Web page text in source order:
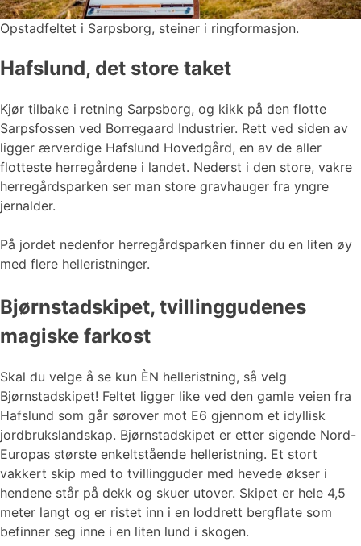
Opstadfeltet i Sarpsborg, steiner i ringformasjon.
Hafslund, det store taket
Kjør tilbake i retning Sarpsborg, og kikk på den flotte
Sarpsfossen ved Borregaard Industrier. Rett ved siden av
ligger ærverdige Hafslund Hovedgård, en av de aller
flotteste herregårdene i landet. Nederst i den store, vakre
herregårdsparken ser man store gravhauger fra yngre
jernalder.
På jordet nedenfor herregårdsparken finner du en liten øy
med flere helleristninger.
Bjørnstadskipet, tvillinggudenes
magiske farkost
Skal du velge å se kun ÈN helleristning, så velg
Bjørnstadskipet! Feltet ligger like ved den gamle veien fra
Hafslund som går sørover mot E6 gjennom et idyllisk
jordbrukslandskap. Bjørnstadskipet er etter sigende Nord-
Europas største enkeltstående helleristning. Et stort
vakkert skip med to tvillingguder med hevede økser i
hendene står på dekk og skuer utover. Skipet er hele 4,5
meter langt og er ristet inn i en loddrett bergflate som
befinner seg inne i en liten lund i skogen.